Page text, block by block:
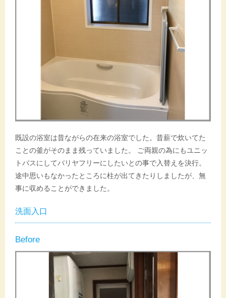
既設の浴室は昔ながらの在来の浴室でした。昔薪で炊いてた
ことの釜がそのまま残っていました。 ご両親の為にもユニッ
トバスにしてバリヤフリーにしたいとの事で入替えを決行。
途中思いもなかったところに柱が出てきたりしましたが、無
事に収めることができました。
洗面入口
Before